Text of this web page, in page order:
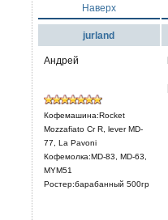
Наверх
jurland
Андрей
Кофемашина:Rocket
Mozzafiato Cr R, lever MD-
77, La Pavoni
Кофемолка:MD-83, MD-63,
MYM51
Ростер:барабанный 500гр